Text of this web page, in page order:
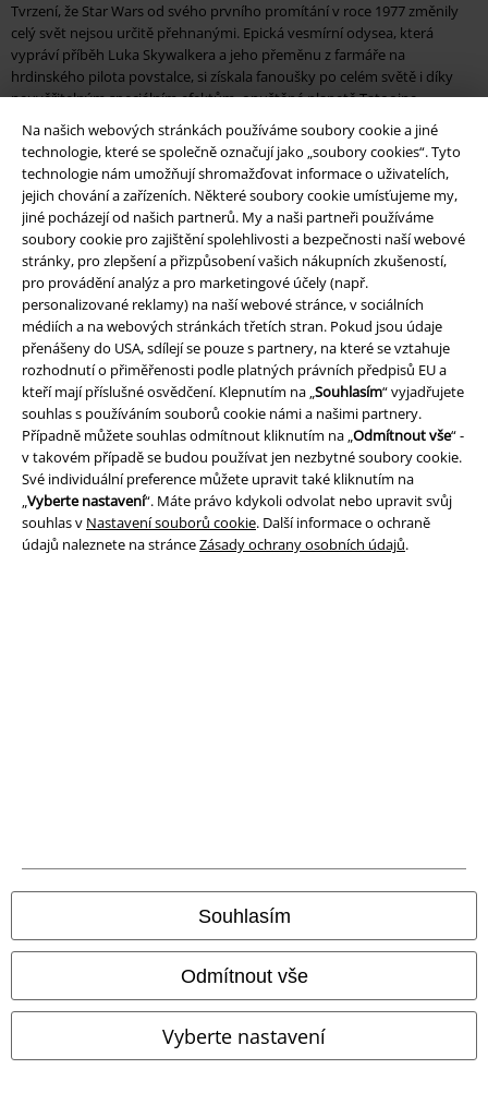
Na našich webových stránkách používáme soubory cookie a jiné
technologie, které se společně označují jako „soubory cookies“. Tyto
technologie nám umožňují shromažďovat informace o uživatelích,
jejich chování a zařízeních. Některé soubory cookie umísťujeme my,
jiné pocházejí od našich partnerů. My a naši partneři používáme
soubory cookie pro zajištění spolehlivosti a bezpečnosti naší webové
stránky, pro zlepšení a přizpůsobení vašich nákupních zkušeností,
pro provádění analýz a pro marketingové účely (např.
personalizované reklamy) na naší webové stránce, v sociálních
médiích a na webových stránkách třetích stran. Pokud jsou údaje
přenášeny do USA, sdílejí se pouze s partnery, na které se vztahuje
rozhodnutí o přiměřenosti podle platných právních předpisů EU a
kteří mají příslušné osvědčení. Klepnutím na „Souhlasím“ vyjadřujete
souhlas s používáním souborů cookie námi a našimi partnery.
Případně můžete souhlas odmítnout kliknutím na „Odmítnout vše“ -
v takovém případě se budou používat jen nezbytné soubory cookie.
Své individuální preference můžete upravit také kliknutím na
„Vyberte nastavení“. Máte právo kdykoli odvolat nebo upravit svůj
souhlas v Nastavení souborů cookie. Další informace o ochraně
údajů naleznete na stránceZásady ochrany osobních údajů.
Souhlasím
Odmítnout vše
Vyberte nastavení
Tvrzení, že Star Wars od svého prvního promítání v roce 1977 změnily
celý svět nejsou určitě přehnanými. Epická vesmírní odysea, která
vypráví příběh Luka Skywalkera a jeho přeměnu z farmáře na
hrdinského pilota povstalce, si získala fanoušky po celém světě i díky
neuvěřitelným speciálním efektům, opuštěné planetě Tatooine,
vesmírné lodi Millenium Falcon a taky děsivému vzhledu Darth Vadera.
Vizuálně provedení 'použitého vesmíru' od George Lucase nemělo a
dodnes nemá obdoby ve světě sci-fi, kde mnozí fanoušci vyrůstali. V
kombinaci s klasickým motivem boje dobra se zlem,
nezapomenutelnými hereckými výkony a soundtrackem Johna
Williamse je to přímo recept na úspěch, čehož důkazem jsou i
mnohonásobné zisky za části - "Impérium vrací úder" z roku 1980 a
"Návrat Jediho" z roku 1983.
Po třech speciální edicích původní trilogie se s tímto příběhem
seznámila i celá nová generace fanoušků a série pokračovala trilogií
příběhů o transformaci Anakina Skywalkera na Darth Vadera, která
započala v roce 1999 částí s názvem "Skrytá hrozba". Reakce byly
smíšené, ale co se zisku týče, opět šlo o kasovní trhák a tento trend
pokračoval i s epizodami "Klony útočí" z roku 2002 a "Pomsta Sithů" z
roku 2005, odprezentované s podtitulem 'Sága končí'.
O několik let později to však už nebyla pravda. Po dobytí televizního
vesmíru s animovanými seriály "Star Wars: Války klonů" a "Star Wars:
Povstalci" se celá sága opět vrátila do kin. A to v roce 2015 s filmem "Síla
se probouzí", který v příběhu pokračuje o 30 let později, kdy po porážce
20%
Sleva
E-Mail Newsletter
Získejte 20% slevový poukaz, když se přihlásíte